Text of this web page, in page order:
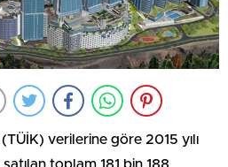
verilerine göre 2015 yılı